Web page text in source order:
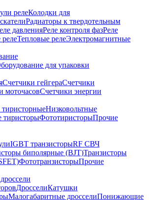
релеКолодки для
Радиаторы к твердотельным
давленияРеле контроля фазРеле
релеТепловые релеЭлектромагнитные
для упаковки
Счетчики гейгераСчетчики
моточасовСчетчики энергии
Низковольтные
тиристорыФототиристорыПрочие
IGBT транзисторыRF СВЧ
биполярные (BJT)Транзисторы
ФототранзисторыПрочие
ДросселиКатушки
Малогабаритные дросселиПонижающие